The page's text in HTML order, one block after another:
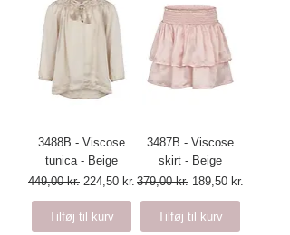
3488B - Viscose
tunica - Beige
Regulær pris
449,00 kr. Salgspris
224,50 kr.
Tilføj til kurv
3487B - Viscose
skirt - Beige
Regulær pris
379,00 kr. Salgspris
189,50 kr.
Tilføj til kurv